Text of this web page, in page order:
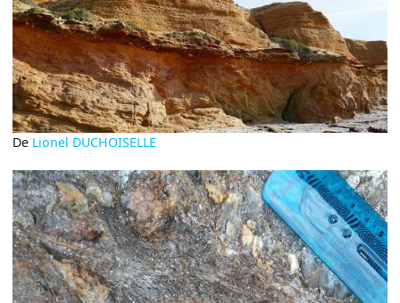
De Lionel DUCHOISELLE